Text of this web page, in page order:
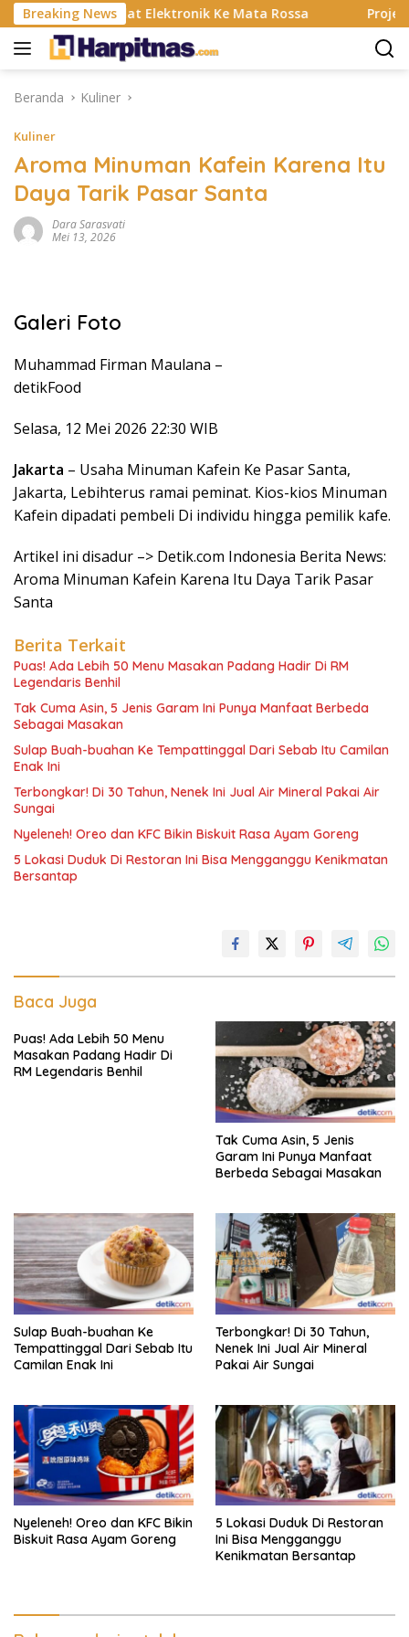
Langsung
ke
konten
Breaking News
Banting, Alat Elektronik Ke Mata Rossa Project
Beranda Kuliner
Kuliner
Aroma Minuman Kafein Karena Itu
Daya Tarik Pasar Santa
Dara Sarasvati
Mei 13, 2026
Galeri Foto
Muhammad Firman Maulana –
detikFood
Selasa, 12 Mei 2026 22:30 WIB
Jakarta – Usaha Minuman Kafein Ke Pasar Santa,
Jakarta, Lebihterus ramai peminat. Kios-kios Minuman
Kafein dipadati pembeli Di individu hingga pemilik kafe.
Artikel ini disadur –> Detik.com Indonesia Berita News:
Aroma Minuman Kafein Karena Itu Daya Tarik Pasar
Santa
Berita Terkait
Puas! Ada Lebih 50 Menu Masakan Padang Hadir Di RM
Legendaris Benhil
Tak Cuma Asin, 5 Jenis Garam Ini Punya Manfaat Berbeda
Sebagai Masakan
Sulap Buah-buahan Ke Tempattinggal Dari Sebab Itu Camilan
Enak Ini
Terbongkar! Di 30 Tahun, Nenek Ini Jual Air Mineral Pakai Air
Sungai
Nyeleneh! Oreo dan KFC Bikin Biskuit Rasa Ayam Goreng
5 Lokasi Duduk Di Restoran Ini Bisa Mengganggu Kenikmatan
Bersantap
Baca Juga
Puas! Ada Lebih 50 Menu
Masakan Padang Hadir Di
RM Legendaris Benhil
Tak Cuma Asin, 5 Jenis
Garam Ini Punya Manfaat
Berbeda Sebagai Masakan
Sulap Buah-buahan Ke
Tempattinggal Dari Sebab Itu
Camilan Enak Ini
Terbongkar! Di 30 Tahun,
Nenek Ini Jual Air Mineral
Pakai Air Sungai
Nyeleneh! Oreo dan KFC Bikin
Biskuit Rasa Ayam Goreng
5 Lokasi Duduk Di Restoran
Ini Bisa Mengganggu
Kenikmatan Bersantap